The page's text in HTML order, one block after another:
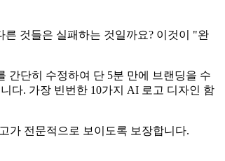
것들은 실패하는 것일까요? 이것이 "완
간단히 수정하여 단 5분 만에 브랜딩을 수
다. 가장 빈번한 10가지 AI 로고 디자인 함
가 전문적으로 보이도록 보장합니다.